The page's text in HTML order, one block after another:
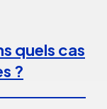
quels cas
?